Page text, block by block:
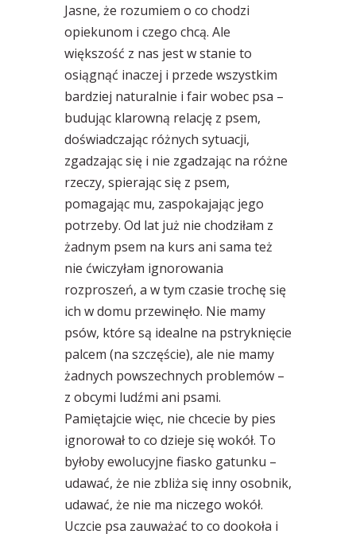
Jasne, że rozumiem o co chodzi
opiekunom i czego chcą. Ale
większość z nas jest w stanie to
osiągnąć inaczej i przede wszystkim
bardziej naturalnie i fair wobec psa –
budując klarowną relację z psem,
doświadczając różnych sytuacji,
zgadzając się i nie zgadzając na różne
rzeczy, spierając się z psem,
pomagając mu, zaspokajając jego
potrzeby. Od lat już nie chodziłam z
żadnym psem na kurs ani sama też
nie ćwiczyłam ignorowania
rozproszeń, a w tym czasie trochę się
ich w domu przewinęło. Nie mamy
psów, które są idealne na pstryknięcie
palcem (na szczęście), ale nie mamy
żadnych powszechnych problemów –
z obcymi ludźmi ani psami.
Pamiętajcie więc, nie chcecie by pies
ignorował to co dzieje się wokół. To
byłoby ewolucyjne fiasko gatunku –
udawać, że nie zbliża się inny osobnik,
udawać, że nie ma niczego wokół.
Uczcie psa zauważać to co dookoła i